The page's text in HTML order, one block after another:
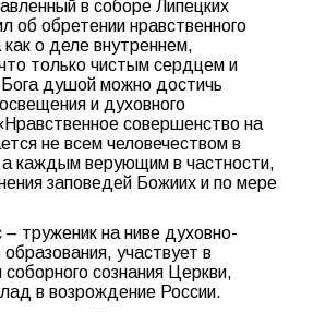
в соборе Липецких
об обретении нравственного
о деле внутреннем,
только чистым сердцем и
душой можно достичь
и духовного
Нравственное совершенство на
не всем человечеством в
а каждым верующим в частности,
заповедей Божиих и по мере
– труженик на ниве духовно-
образования, участвует в
сознания Церкви,
в возрождение России.